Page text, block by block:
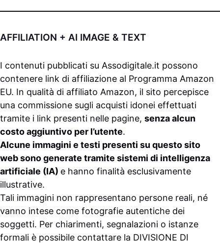
AFFILIATION + AI IMAGE & TEXT
I contenuti pubblicati su Assodigitale.it possono
contenere link di affiliazione al Programma Amazon
EU. In qualità di affiliato Amazon, il sito percepisce
una commissione sugli acquisti idonei effettuati
tramite i link presenti nelle pagine, senza alcun
costo aggiuntivo per l’utente.
Alcune immagini e testi presenti su questo sito
web sono generate tramite sistemi di intelligenza
artificiale (IA) e hanno finalità esclusivamente
illustrative.
Tali immagini non rappresentano persone reali, né
vanno intese come fotografie autentiche dei
soggetti. Per chiarimenti, segnalazioni o istanze
formali è possibile contattare la DIVISIONE DI